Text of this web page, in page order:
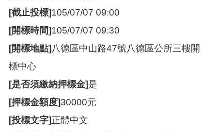
[截止投標]105/07/07 09:00
[開標時間]105/07/07 09:30
[開標地點] 八德區中山路47號八德區公所三樓開
標中心
[是否須繳納押標金]是
[押標金額度]30000元
[投標文字]正體中文